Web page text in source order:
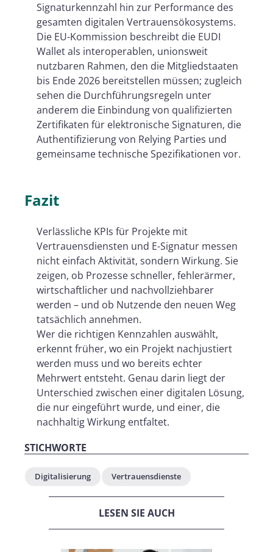
Signaturkennzahl hin zur Performance des
gesamten digitalen Vertrauensökosystems.
Die EU-Kommission beschreibt die EUDI
Wallet als interoperablen, unionsweit
nutzbaren Rahmen, den die Mitgliedstaaten
bis Ende 2026 bereitstellen müssen; zugleich
sehen die Durchführungsregeln unter
anderem die Einbindung von qualifizierten
Zertifikaten für elektronische Signaturen, die
Authentifizierung von Relying Parties und
gemeinsame technische Spezifikationen vor.
Fazit
Verlässliche KPIs für Projekte mit
Vertrauensdiensten und E-Signatur messen
nicht einfach Aktivität, sondern Wirkung. Sie
zeigen, ob Prozesse schneller, fehlerärmer,
wirtschaftlicher und nachvollziehbarer
werden – und ob Nutzende den neuen Weg
tatsächlich annehmen.
Wer die richtigen Kennzahlen auswählt,
erkennt früher, wo ein Projekt nachjustiert
werden muss und wo bereits echter
Mehrwert entsteht. Genau darin liegt der
Unterschied zwischen einer digitalen Lösung,
die nur eingeführt wurde, und einer, die
nachhaltig Wirkung entfaltet.
STICHWORTE
Digitalisierung Vertrauensdienste
LESEN SIE AUCH